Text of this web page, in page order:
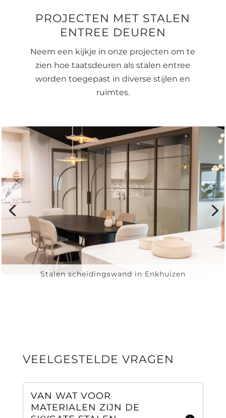
PROJECTEN MET STALEN
ENTREE DEUREN
Neem een kijkje in onze projecten om te
zien hoe taatsdeuren als stalen entree
worden toegepast in diverse stijlen en
ruimtes.
Stalen scheidingswand in Enkhuizen
VEELGESTELDE VRAGEN
VAN WAT VOOR
MATERIALEN ZIJN DE